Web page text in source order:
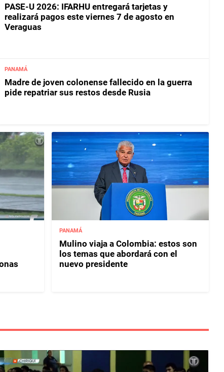
PASE-U 2026: IFARHU entregará tarjetas y
realizará pagos este viernes 7 de agosto en
Veraguas
PANAMÁ
Madre de joven colonense fallecido en la guerra
pide repatriar sus restos desde Rusia
PANAMÁ
Mulino viaja a Colombia: estos son
los temas que abordará con el
nuevo presidente